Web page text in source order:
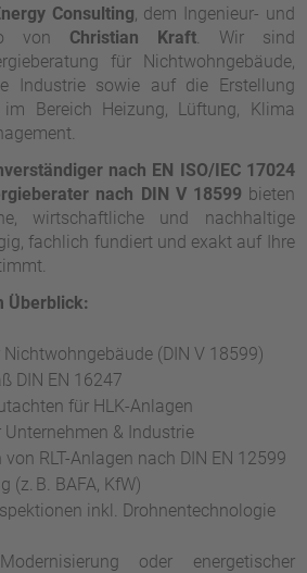
Consulting, dem Ingenieur- und
von Christian Kraft. Wir sind
für Nichtwohngebäude,
Industrie sowie auf die Erstellung
Bereich Heizung, Lüftung, Klima
nach EN ISO/IEC 17024
nach DIN V 18599 bieten
wirtschaftliche und nachhaltige
fachlich fundiert und exakt auf Ihre
Überblick:
(DIN V 18599)
DIN EN 16247
für HLK-Anlagen
& Industrie
RLT-Anlagen nach DIN EN 12599
(z. B. BAFA, KfW)
inkl. Drohnentechnologie
oder energetischer